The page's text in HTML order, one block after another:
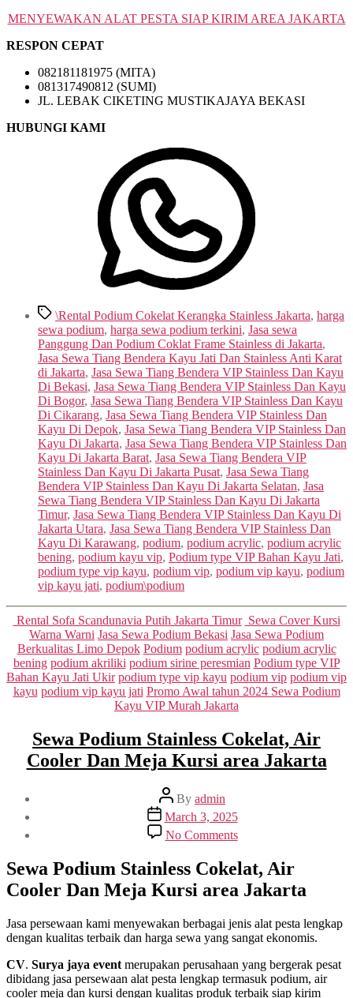
MENYEWAKAN ALAT PESTA SIAP KIRIM AREA JAKARTA
RESPON CEPAT
082181181975 (MITA)
081317490812 (SUMI)
JL. LEBAK CIKETING MUSTIKAJAYA BEKASI
HUBUNGI KAMI
Tags\Rental Podium Cokelat Kerangka Stainless Jakarta, harga
sewa podium, harga sewa podium terkini, Jasa sewa
Panggung Dan Podium Coklat Frame Stainless di Jakarta,
Jasa Sewa Tiang Bendera Kayu Jati Dan Stainless Anti Karat
di Jakarta, Jasa Sewa Tiang Bendera VIP Stainless Dan Kayu
Di Bekasi, Jasa Sewa Tiang Bendera VIP Stainless Dan Kayu
Di Bogor, Jasa Sewa Tiang Bendera VIP Stainless Dan Kayu
Di Cikarang, Jasa Sewa Tiang Bendera VIP Stainless Dan
Kayu Di Depok, Jasa Sewa Tiang Bendera VIP Stainless Dan
Kayu Di Jakarta, Jasa Sewa Tiang Bendera VIP Stainless Dan
Kayu Di Jakarta Barat, Jasa Sewa Tiang Bendera VIP
Stainless Dan Kayu Di Jakarta Pusat, Jasa Sewa Tiang
Bendera VIP Stainless Dan Kayu Di Jakarta Selatan, Jasa
Sewa Tiang Bendera VIP Stainless Dan Kayu Di Jakarta
Timur, Jasa Sewa Tiang Bendera VIP Stainless Dan Kayu Di
Jakarta Utara, Jasa Sewa Tiang Bendera VIP Stainless Dan
Kayu Di Karawang, podium, podium acrylic, podium acrylic
bening, podium kayu vip, Podium type VIP Bahan Kayu Jati,
podium type vip kayu, podium vip, podium vip kayu, podium
vip kayu jati, podium\podium
Categories
Rental Sofa Scandunavia Putih Jakarta Timur Sewa Cover Kursi
Warna Warni Jasa Sewa Podium Bekasi Jasa Sewa Podium
Berkualitas Limo Depok Podium podium acrylic podium acrylic
bening podium akriliki podium sirine peresmian Podium type VIP
Bahan Kayu Jati Ukir podium type vip kayu podium vip podium vip
kayu podium vip kayu jati Promo Awal tahun 2024 Sewa Podium
Kayu VIP Murah Jakarta
Sewa Podium Stainless Cokelat, Air
Cooler Dan Meja Kursi area Jakarta
Post
author
By admin
Post
date
March 3, 2025
No Commentson
Sewa
Podium
Stainless
Cokelat,
Dan
Meja
area
Jakarta
Sewa Podium Stainless Cokelat, Air
Cooler Dan Meja Kursi area Jakarta
Jasa persewaan kami menyewakan berbagai jenis alat pesta lengkap
dengan kualitas terbaik dan harga sewa yang sangat ekonomis.
CV. Surya jaya event merupakan perusahaan yang bergerak pesat
dibidang jasa persewaan alat pesta lengkap termasuk podium, air
cooler meja dan kursi dengan kualitas produk terbaik siap kirim